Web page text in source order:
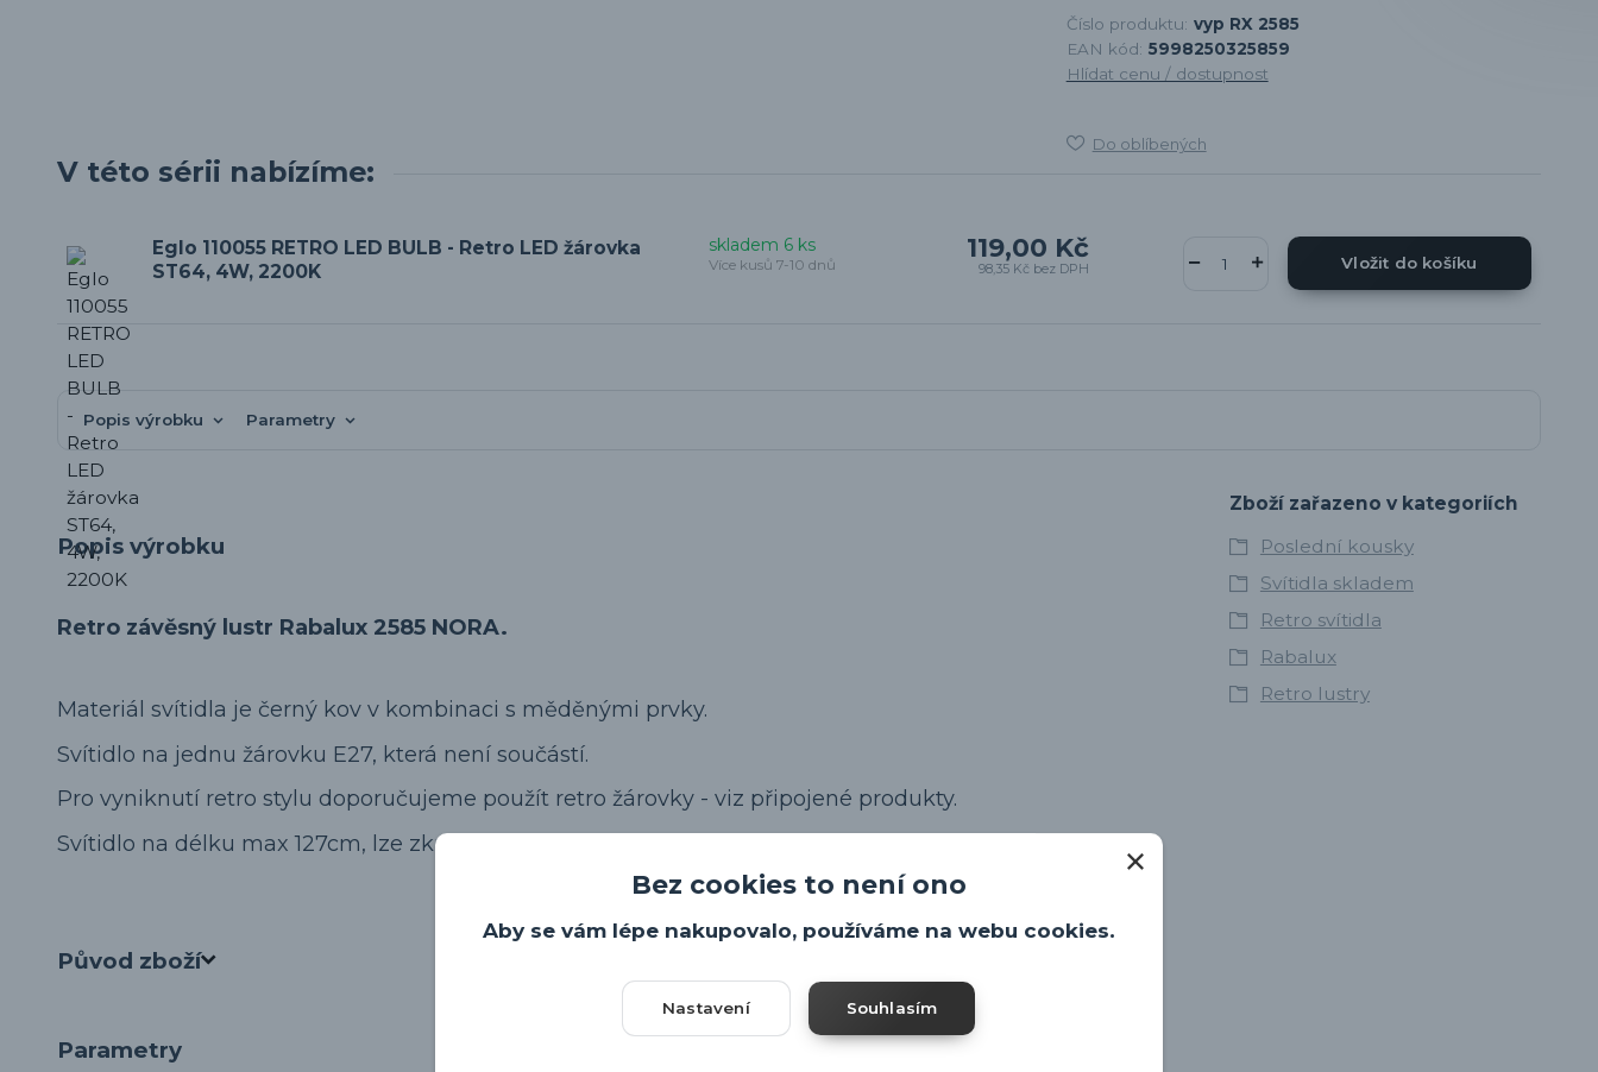
Číslo produktu: vyp RX 2585
EAN kód: 5998250325859
Hlídat cenu / dostupnost
Do oblíbených
V této sérii nabízíme:
Eglo 110055 RETRO LED BULB - Retro LED žárovka
ST64, 4W, 2200K
119,00 Kč
98,35 Kč bez DPH
skladem 6 ks
Více kusů 7-10 dnů Vložit do košíku
Popis výrobku Parametry
Popis výrobku
Retro závěsný lustr Rabalux 2585 NORA.
Materiál svítidla je černý kov v kombinaci s měděnými prvky.
Svítidlo na jednu žárovku E27, která není součástí.
Pro vyniknutí retro stylu doporučujeme použít retro žárovky - viz připojené produkty.
Svítidlo na délku max 127cm, lze zkrátit dle potřeby.
Původ zboží
Parametry
Zboží zařazeno v kategoriích
Poslední kousky
Svítidla skladem
Retro svítidla
Rabalux
Retro lustry
Bez cookies to není ono
Aby se vám lépe nakupovalo, používáme na webu cookies.
Nastavení Souhlasím